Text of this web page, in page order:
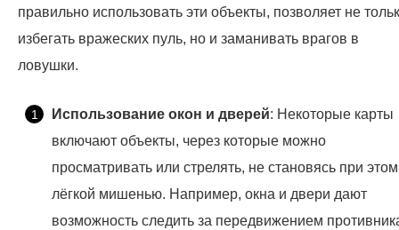
правильно использовать эти объекты, позволяет не
избегать вражеских пуль, но и заманивать врагов в
ловушки.
Использование окон и дверей: Некоторые карты
включают объекты, через которые можно
просматривать или стрелять, не становясь при этом
лёгкой мишенью. Например, окна и двери дают
возможность следить за передвижением